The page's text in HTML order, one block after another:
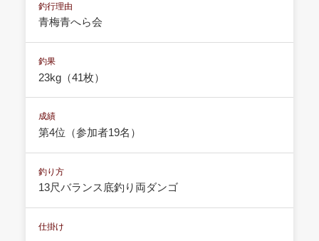
釣行理由
青梅青へら会
釣果
23kg（41枚）
成績
第4位（参加者19名）
釣り方
13尺バランス底釣り両ダンゴ
仕掛け